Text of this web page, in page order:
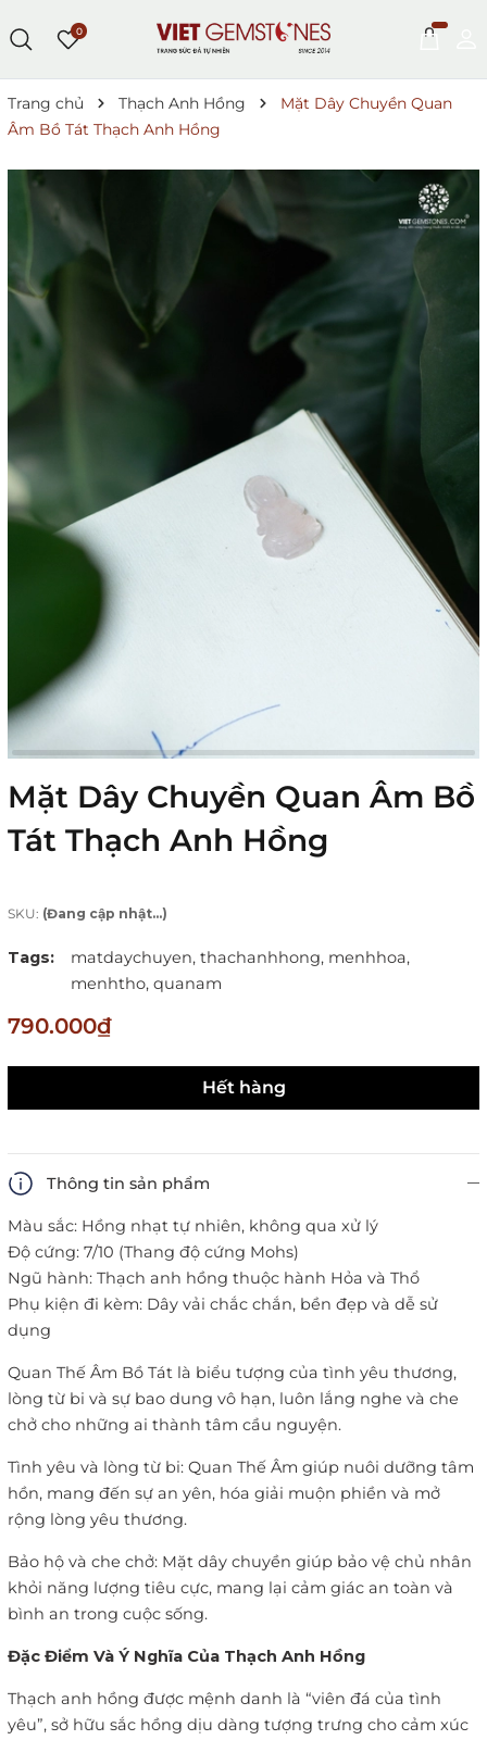
0
Trang chủ Thạch Anh Hồng
Mặt Dây Chuyền Quan
Âm Bồ Tát Thạch Anh Hồng
Mặt Dây Chuyền Quan Âm Bồ
Tát Thạch Anh Hồng
SKU: (Đang cập nhật...)
Tags: matdaychuyen, thachanhhong, menhhoa,
menhtho, quanam
790.000₫
Hết hàng
Thông tin sản phẩm
Màu sắc: Hồng nhạt tự nhiên, không qua xử lý
Độ cứng: 7/10 (Thang độ cứng Mohs)
Ngũ hành: Thạch anh hồng thuộc hành Hỏa và Thổ
Phụ kiện đi kèm: Dây vải chắc chắn, bền đẹp và dễ sử
dụng
Quan Thế Âm Bồ Tát là biểu tượng của tình yêu thương,
lòng từ bi và sự bao dung vô hạn, luôn lắng nghe và che
chở cho những ai thành tâm cầu nguyện.
Tình yêu và lòng từ bi: Quan Thế Âm giúp nuôi dưỡng tâm
hồn, mang đến sự an yên, hóa giải muộn phiền và mở
rộng lòng yêu thương.
Bảo hộ và che chở: Mặt dây chuyền giúp bảo vệ chủ nhân
khỏi năng lượng tiêu cực, mang lại cảm giác an toàn và
bình an trong cuộc sống.
Đặc Điểm Và Ý Nghĩa Của Thạch Anh Hồng
Thạch anh hồng được mệnh danh là “viên đá của tình
yêu”, sở hữu sắc hồng dịu dàng tượng trưng cho cảm xúc